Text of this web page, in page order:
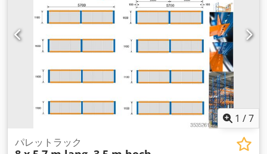
1 /7
パレットラック